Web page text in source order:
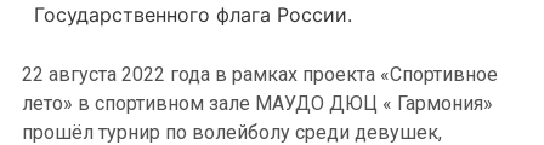
Государственного флага России.
22 августа 2022 года в рамках проекта «Спортивное
лето» в спортивном зале МАУДО ДЮЦ « Гармония»
прошёл турнир по волейболу среди девушек,